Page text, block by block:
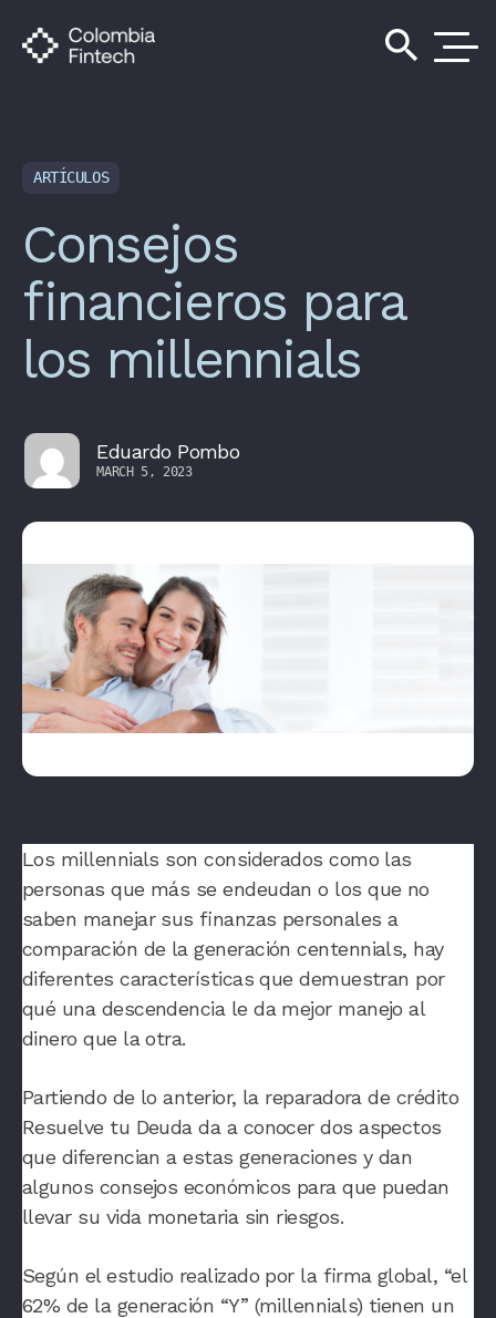
search
ARTÍCULOS
Consejos
financieros para
los millennials
Eduardo Pombo
MARCH 5, 2023
Los millennials son considerados como las
personas que más se endeudan o los que no
saben manejar sus finanzas personales a
comparación de la generación centennials, hay
diferentes características que demuestran por
qué una descendencia le da mejor manejo al
dinero que la otra.
Partiendo de lo anterior, la reparadora de crédito
Resuelve tu Deudada a conocer dos aspectos
que diferencian a estas generaciones y dan
algunos consejos económicos para que puedan
llevar su vida monetaria sin riesgos.
Según el estudio realizado por la firma global, “el
62% de la generación “Y” (millennials) tienen un